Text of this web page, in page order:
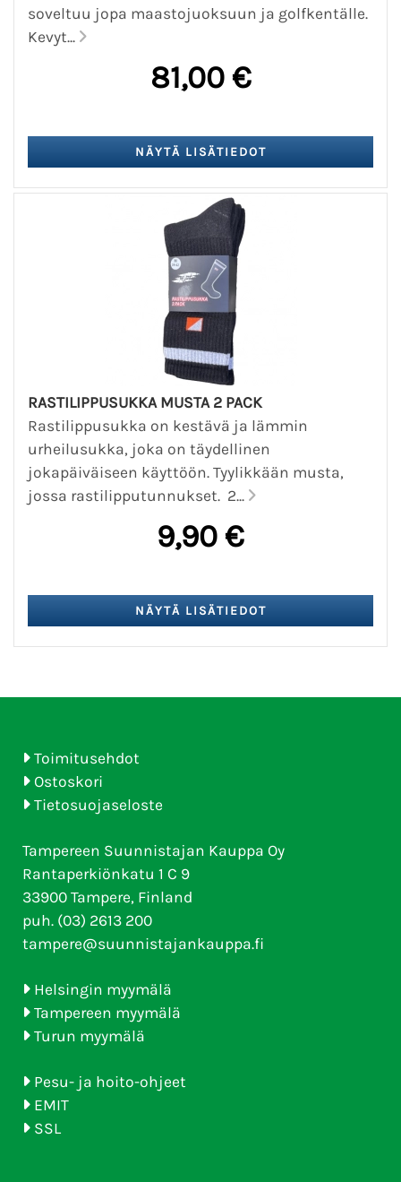
soveltuu jopa maastojuoksuun ja golfkentälle.
Kevyt...
81,00 €
RASTILIPPUSUKKA MUSTA 2 PACK
Rastilippusukka on kestävä ja lämmin
urheilusukka, joka on täydellinen
jokapäiväiseen käyttöön. Tyylikkään musta,
jossa rastilipputunnukset. 2...
9,90 €
Toimitusehdot
Ostoskori
Tietosuojaseloste
Tampereen Suunnistajan Kauppa Oy
Rantaperkiönkatu 1 C 9
33900 Tampere, Finland
puh. (03) 2613 200
tampere@suunnistajankauppa.fi
Helsingin myymälä
Tampereen myymälä
Turun myymälä
Pesu- ja hoito-ohjeet
EMIT
SSL